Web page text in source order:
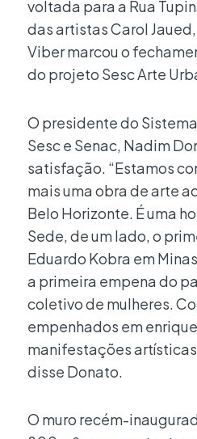
voltada para a Rua
das artistas Carol
Viber marcou o
do projeto Sesc Arte
O presidente do
Sesc e Senac, Nadim
satisfação. “Estamos
mais uma obra de arte
Belo Horizonte. É uma
Sede, de um lado, o
Eduardo Kobra em
a primeira empena do
coletivo de mulheres.
empenhados em
manifestações artísticas
disse Donato.
O muro recém-